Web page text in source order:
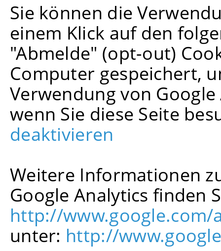
Sie können die
einem Klick auf den
"Abmelde" (opt-out)
Computer gespeichert,
Verwendung von
wenn Sie diese Seite
deaktivieren
Weitere Informationen
Google Analytics finden
http://
unter: http://